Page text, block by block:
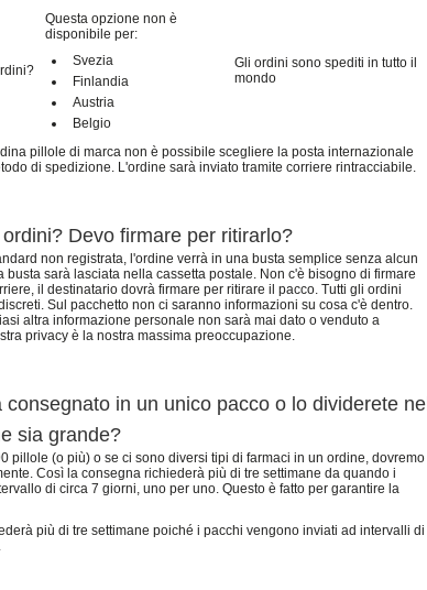
Questa opzione non è
disponibile per:
Svezia
Finlandia
Austria
Belgio
Gli ordini sono spediti in tutto il
mondo
pillole di marca non è possibile scegliere la posta internazionale
di spedizione. L'ordine sarà inviato tramite corriere rintracciabile.
Devo firmare per ritirarlo?
non registrata, l'ordine verrà in una busta semplice senza alcun
busta sarà lasciata nella cassetta postale. Non c'è bisogno di firmare
il destinatario dovrà firmare per ritirare il pacco. Tutti gli ordini
Sul pacchetto non ci saranno informazioni su cosa c'è dentro.
altra informazione personale non sarà mai dato o venduto a
privacy è la nostra massima preoccupazione.
consegnato in un unico pacco o lo dividerete nel
sia grande?
pillole (o più) o se ci sono diversi tipi di farmaci in un ordine, dovremo
Così la consegna richiederà più di tre settimane da quando i
di circa 7 giorni, uno per uno. Questo è fatto per garantire la
più di tre settimane poiché i pacchi vengono inviati ad intervalli di